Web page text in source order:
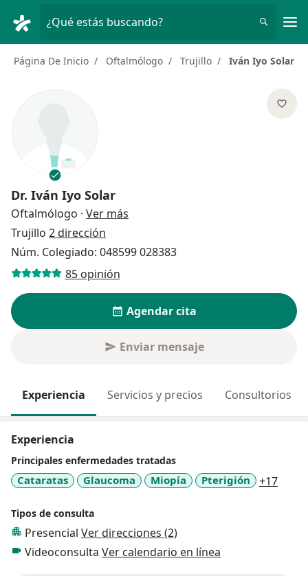
¿Qué estás buscando?
Página De Inicio Oftalmólogo Trujillo Iván Iyo Solar
Dr. Iván Iyo Solar
Oftalmólogo · Ver más
Trujillo 2 dirección
Núm. Colegiado: 048599 028383
85 opinión
Agendar cita
Enviar mensaje
Experiencia Servicios y precios Consultorios
Experiencia
Principales enfermedades tratadas
Cataratas Glaucoma Miopía Pterigión +17
Tipos de consulta
Presencial Ver direcciones (2)
Videoconsulta Ver calendario en línea